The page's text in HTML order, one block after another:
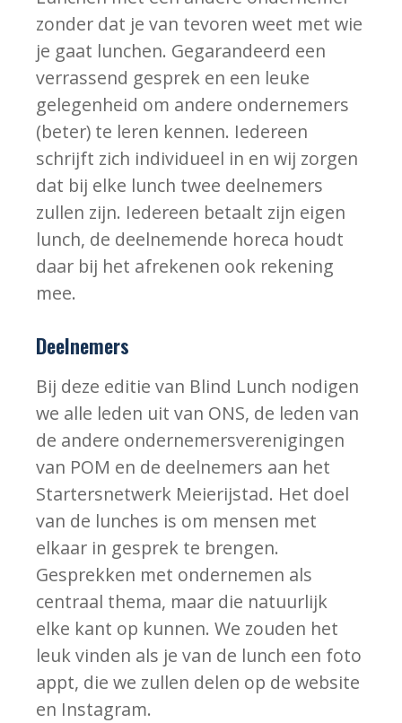
zonder dat je van tevoren weet met wie
je gaat lunchen. Gegarandeerd een
verrassend gesprek en een leuke
gelegenheid om andere ondernemers
(beter) te leren kennen. Iedereen
schrijft zich individueel in en wij zorgen
dat bij elke lunch twee deelnemers
zullen zijn. Iedereen betaalt zijn eigen
lunch, de deelnemende horeca houdt
daar bij het afrekenen ook rekening
mee.
Deelnemers
Bij deze editie van Blind Lunch nodigen
we alle leden uit van ONS, de leden van
de andere ondernemersverenigingen
van POM en de deelnemers aan het
Startersnetwerk Meierijstad. Het doel
van de lunches is om mensen met
elkaar in gesprek te brengen.
Gesprekken met ondernemen als
centraal thema, maar die natuurlijk
elke kant op kunnen. We zouden het
leuk vinden als je van de lunch een foto
appt, die we zullen delen op de website
en Instagram.